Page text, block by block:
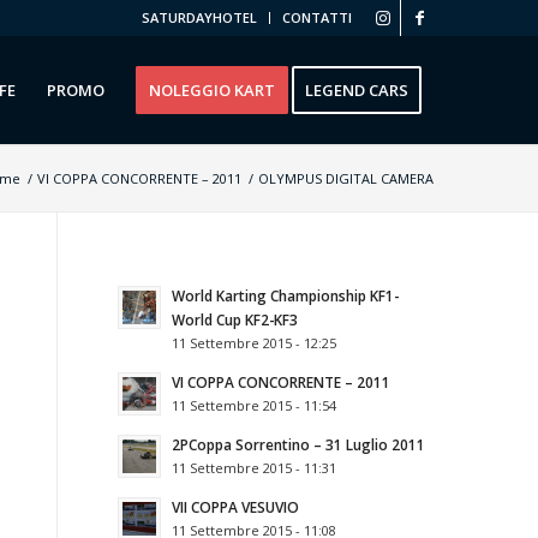
SATURDAYHOTEL CONTATTI
PROMO NOLEGGIO KART LEGEND CARS
/ VI COPPA CONCORRENTE – 2011 / OLYMPUS DIGITAL CAMERA
World Karting Championship KF1-
World Cup KF2-KF3
11 Settembre 2015 - 12:25
VI COPPA CONCORRENTE – 2011
11 Settembre 2015 - 11:54
2РCoppa Sorrentino – 31 Luglio 2011
11 Settembre 2015 - 11:31
VII COPPA VESUVIO
11 Settembre 2015 - 11:08